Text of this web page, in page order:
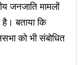
जनजाति मामलों
बताया कि
को भी संबोधित